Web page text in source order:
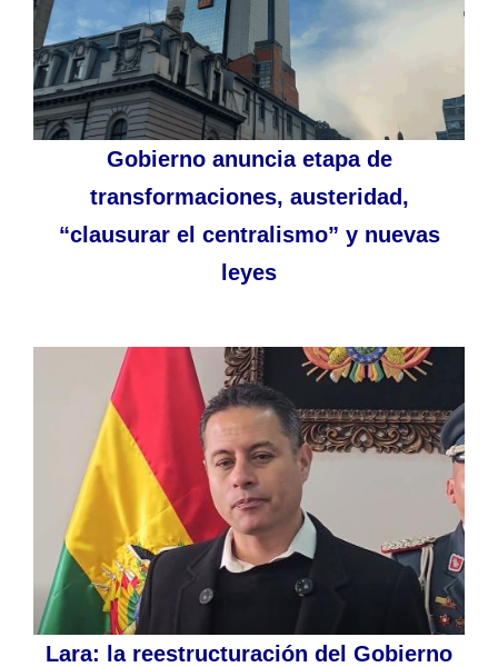
Gobierno anuncia etapa de
transformaciones, austeridad,
“clausurar el centralismo” y nuevas
leyes
Lara: la reestructuración del Gobierno